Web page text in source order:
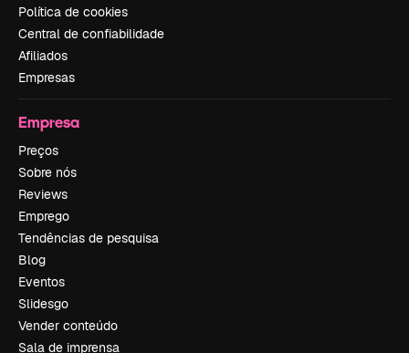
Política de cookies
Central de confiabilidade
Afiliados
Empresas
Empresa
Preços
Sobre nós
Reviews
Emprego
Tendências de pesquisa
Blog
Eventos
Slidesgo
Vender conteúdo
Sala de imprensa